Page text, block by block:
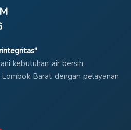
kebutuhan air bersih
Barat dengan pelayanan